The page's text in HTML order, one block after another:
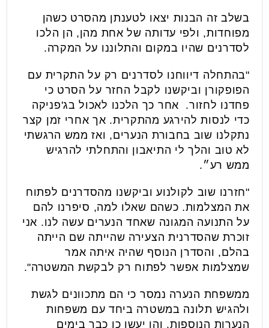
בשלב זה הבנות יצאו לטענתן מהסרט כשהן
מפוחדות, ולפי עדותה של אחת מהן, הן הלכו
לסדרנים שהיו במקום והתלוננו על המקרה.
"בהתחלה דיווחנו לסדרנים רק על התקרית עם
הפופקורן וביקשנו לקבל החזר על הסרט כי
פחדנו לחזור. אחר כך הלכנו לאכול בג'פניקה
כדי לנסות להירגע מהתקרית. אך אחרי זמן קצר
נתקלנו שוב בחבורת הנערים, ואז ממש הרגשתי
לא טוב והלך לי התיאבון והתחלתי להרגיש
ממש רע״.
"חזרנו שוב לקולנוע וביקשנו מהסדרנים לפתוח
את המצלמות. כשהם שאלו למה, סיפרנו להם
על התנועה המגונה שאחד הנערים עשה לנו. אני
זוכרת שהסדרנית הצעירה שהייתה שם הייתה
בהלם, והסדרן הנוסף שהיה איתה אמר
שמצלמות אפשר לפתוח רק לבקשת המשטרה".
ממשפחת הנערה נמסר כי הם מתכוונים לגשת
ולהגיש תלונה במשטרה ביחד עם משפחות
הנערות הנוספות, והן יעשו כן כבר בימים